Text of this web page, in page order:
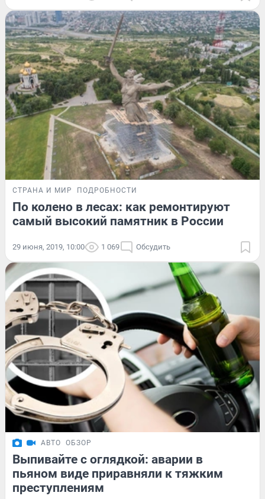
СТРАНА И МИР ПОДРОБНОСТИ
По колено в лесах: как ремонтируют
самый высокий памятник в России
29 июня, 2019, 10:00 1 069 Обсудить
АВТО ОБЗОР
Выпивайте с оглядкой: аварии в
пьяном виде приравняли к тяжким
преступлениям